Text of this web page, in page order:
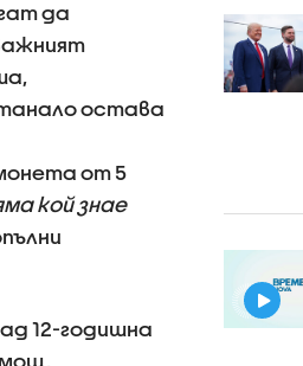
да
остава
от 5
кой знае
12-годишна